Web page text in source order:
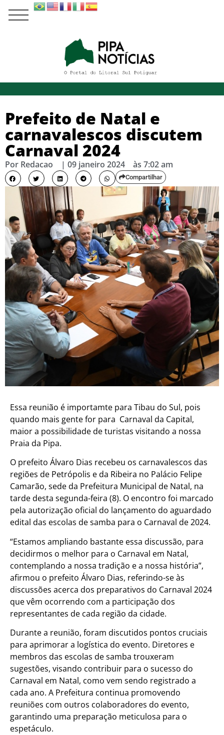
Prefeito de Natal e
carnavalescos discutem
Carnaval 2024
Por Redacao | 09 janeiro 2024 às 7:02 am
Compartilhar
Essa reunião é importamte para Tibau do Sul, pois
quando mais gente for para Carnaval da Capital,
maior a possibilidade de turistas visitando a nossa
Praia da Pipa.
O prefeito Álvaro Dias recebeu os carnavalescos das
regiões de Petrópolis e da Ribeira no Palácio Felipe
Camarão, sede da Prefeitura Municipal de Natal, na
tarde desta segunda-feira (8). O encontro foi marcado
pela autorização oficial do lançamento do aguardado
edital das escolas de samba para o Carnaval de 2024.
“Estamos ampliando bastante essa discussão, para
decidirmos o melhor para o Carnaval em Natal,
contemplando a nossa tradição e a nossa história”,
afirmou o prefeito Álvaro Dias, referindo-se às
discussões acerca dos preparativos do Carnaval 2024
que vêm ocorrendo com a participação dos
representantes de cada região da cidade.
Durante a reunião, foram discutidos pontos cruciais
para aprimorar a logística do evento. Diretores e
membros das escolas de samba trouxeram
sugestões, visando contribuir para o sucesso do
Carnaval em Natal, como vem sendo registrado a
cada ano. A Prefeitura continua promovendo
reuniões com outros colaboradores do evento,
garantindo uma preparação meticulosa para o
espetáculo.